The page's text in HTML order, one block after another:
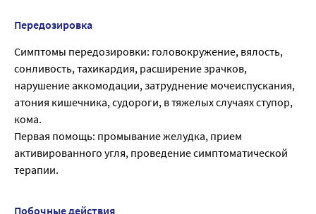
Передозировка
Симптомы передозировки: головокружение, вялость,
сонливость, тахикардия, расширение зрачков,
нарушение аккомодации, затруднение мочеиспускания,
атония кишечника, судо­роги, в тяжелых случаях ступор,
кома.
Первая помощь: промывание желудка, прием
активированного угля, проведение сим­птоматической
терапии.
Побочные действия